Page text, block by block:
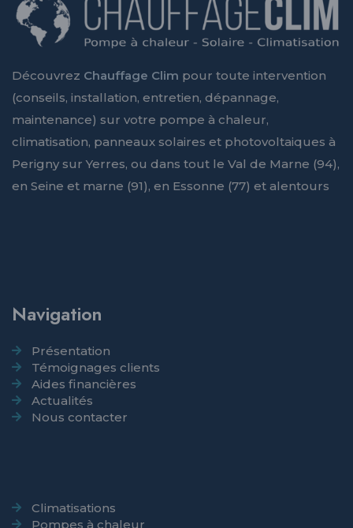
Découvrez Chauffage Clim pour toute intervention
(conseils, installation, entretien, dépannage,
maintenance) sur votre pompe à chaleur,
climatisation, panneaux solaires et photovoltaiques à
Perigny sur Yerres, ou dans tout le Val de Marne (94),
en Seine et marne (91), en Essonne (77) et alentours
Navigation
Présentation
Témoignages clients
Aides financières
Actualités
Nous contacter
Climatisations
Pompes à chaleur